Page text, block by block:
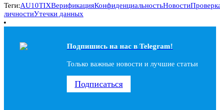
Теги:AU10TIXВерификацияКонфиденциальностьНовости
личностиУтечки данных
Подпишись на наc в Telegram!
Только важные новости и лучшие статьи
Подписаться